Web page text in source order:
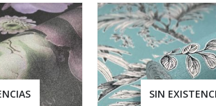
SIN